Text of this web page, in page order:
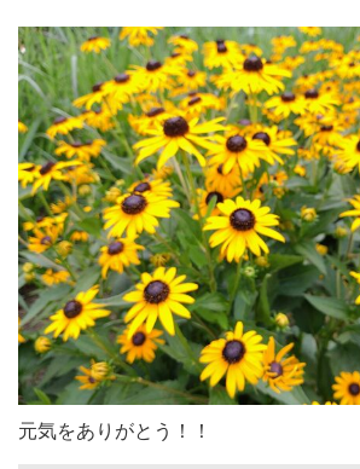
元気をありがとう！！